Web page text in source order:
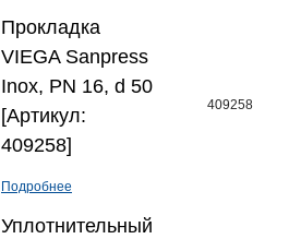
Прокладка
VIEGA Sanpress
Inox, PN 16, d 50
[Артикул:
409258]
Подробнее
409258
Уплотнительный